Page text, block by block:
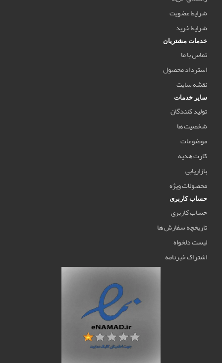
شرایط عضویت
شرایط خرید
خدمات مشتریان
تماس با ما
استرداد محصول
نقشه سایت
سایر خدمات
تولید کنندگان
شخصیت ها
موضوعات
کارت هدیه
بازاریابی
محصولات ویژه
حساب کاربری
حساب کاربری
تاریخچه سفارش ها
لیست دلخواه
اشتراک خبرنامه